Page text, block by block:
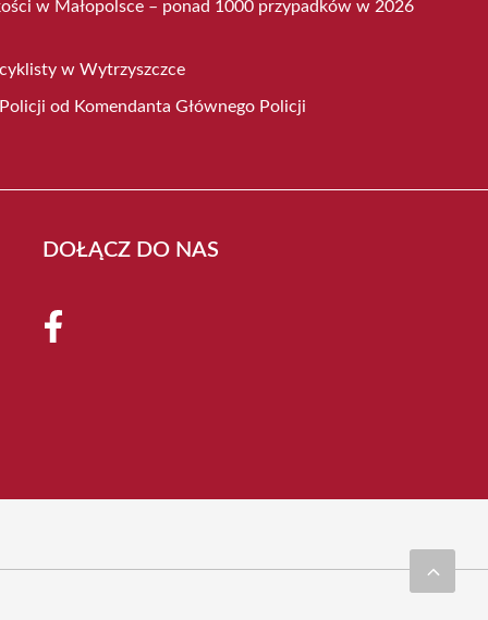
w Małopolsce – ponad 1000 przypadków w 2026
w Wytrzyszczce
od Komendanta Głównego Policji
DOŁĄCZ DO NAS